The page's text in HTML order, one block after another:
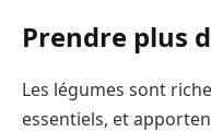
Prendre plus
Les légumes sont
essentiels, et